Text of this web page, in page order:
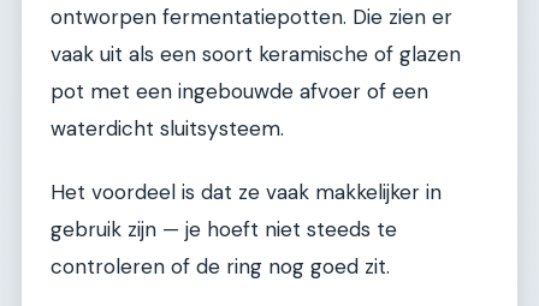
ontworpen fermentatiepotten. Die zien er
vaak uit als een soort keramische of glazen
pot met een ingebouwde afvoer of een
waterdicht sluitsysteem.
Het voordeel is dat ze vaak makkelijker in
gebruik zijn — je hoeft niet steeds te
controleren of de ring nog goed zit.